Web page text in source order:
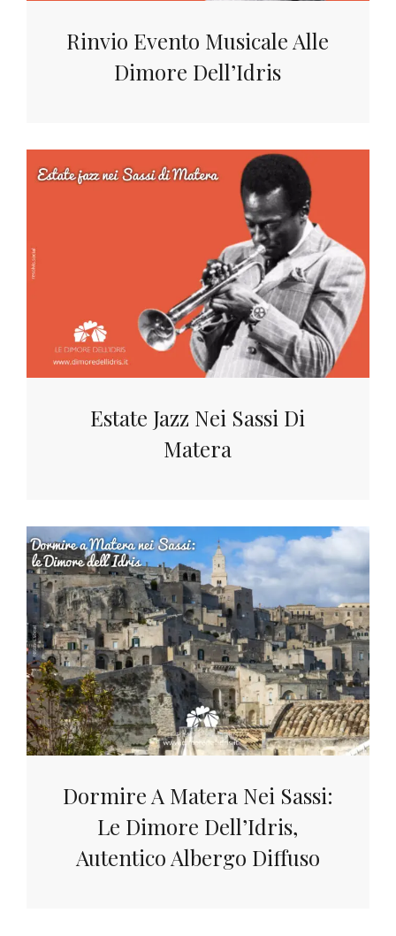
Rinvio Evento Musicale Alle
Dimore Dell’Idris
Estate Jazz Nei Sassi Di
Matera
Dormire A Matera Nei Sassi:
Le Dimore Dell’Idris,
Autentico Albergo Diffuso